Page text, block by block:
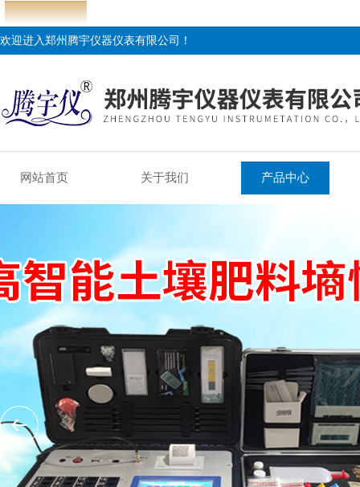
欢迎进入郑州腾宇仪器仪表有限公司！
网站首页 关于我们 产品中心